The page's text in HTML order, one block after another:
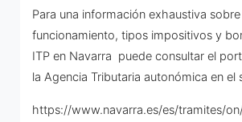
Para una información exhaustiva
funcionamiento, tipos impositivos y
ITP en Navarra puede consultar el
la Agencia Tributaria autonómica en el
https://www.navarra.es/es/tramites/